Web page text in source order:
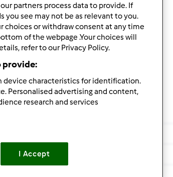
z suszonymi pomidorami i soczewicą
partners process data to provide. If
you see may not be as relevant to you.
choices or withdraw consent at any time
of the webpage .Your choices will
refer to our Privacy Policy.
provide:
device characteristics for identification.
Personalised advertising and content,
research and services
I Accept